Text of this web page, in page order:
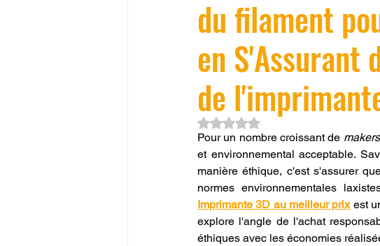
SCANNER 3D Formation à l'impression
filament 3D Refaire une piece
Entretien imprimante 3D
Bambu Lab X2D fusion 360 fusion
du filament
en S'Assurant
de
Noté NaN étoiles sur 5.
Pour un nombre croissant de makers
et environnemental acceptable.
manière éthique, c'est s'assurer
normes environnementales
Imprimante 3D au meilleur prix est
explore l'angle de l'achat
éthiques avec les économies